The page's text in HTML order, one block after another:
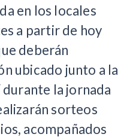
en los locales
a partir de hoy
deberán
ubicado junto a la
la jornada
sorteos
acompañados